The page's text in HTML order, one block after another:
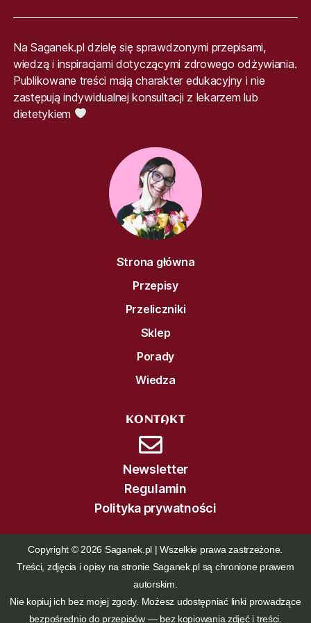
Na Saganek.pl dzielę się sprawdzonymi przepisami,
wiedzą i inspiracjami dotyczącymi zdrowego odżywiania.
Publikowane treści mają charakter edukacyjny i nie
zastępują indywidualnej konsultacji z lekarzem lub
dietetykiem
Strona główna
Przepisy
Przeliczniki
Sklep
Porady
Wiedza
KONTAKT
Newsletter
Regulamin
Polityka prywatności
Copyright © 2026 Saganek.pl | Wszelkie prawa zastrzeżone.
Treści, zdjęcia i opisy na stronie Saganek.pl są chronione prawem
autorskim.
Nie kopiuj ich bez mojej zgody. Możesz udostępniać linki prowadzące
bezpośrednio do przepisów — bez kopiowania zdjęć i treści.